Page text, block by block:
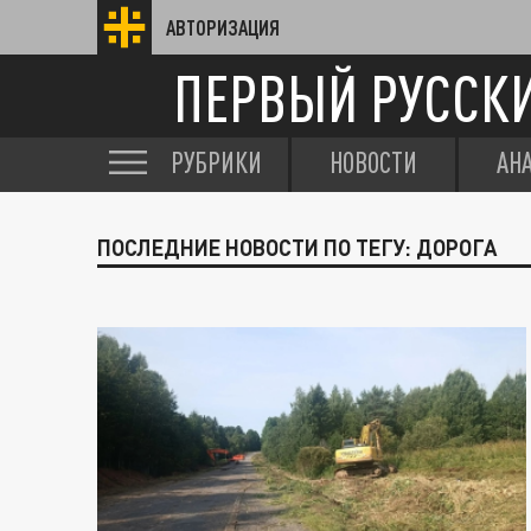
АВТОРИЗАЦИЯ
ПЕРВЫЙ
РУБРИКИ НОВОСТИ
ПОСЛЕДНИЕ НОВОСТИ ПО ТЕГУ: ДОРОГА